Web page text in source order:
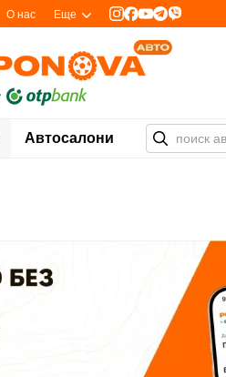
О нас Еще
Автосалони